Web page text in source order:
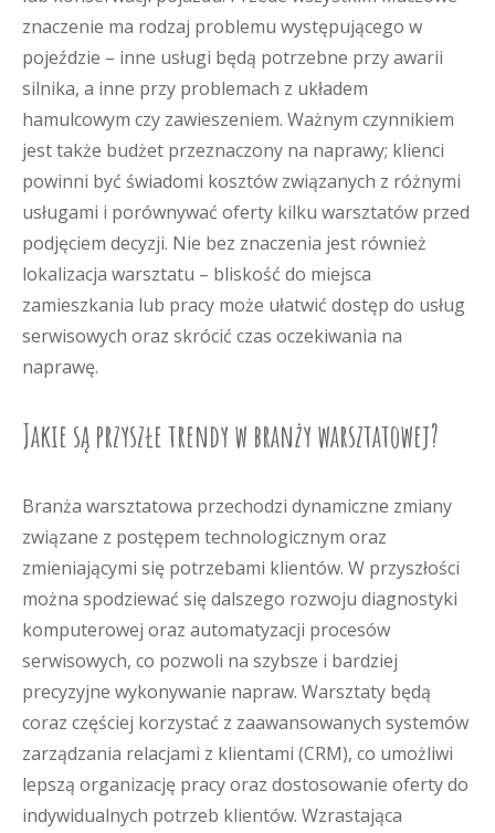
znaczenie ma rodzaj problemu występującego w
pojeździe – inne usługi będą potrzebne przy awarii
silnika, a inne przy problemach z układem
hamulcowym czy zawieszeniem. Ważnym czynnikiem
jest także budżet przeznaczony na naprawy; klienci
powinni być świadomi kosztów związanych z różnymi
usługami i porównywać oferty kilku warsztatów przed
podjęciem decyzji. Nie bez znaczenia jest również
lokalizacja warsztatu – bliskość do miejsca
zamieszkania lub pracy może ułatwić dostęp do usług
serwisowych oraz skrócić czas oczekiwania na
naprawę.
Jakie są przyszłe trendy w branży warsztatowej?
Branża warsztatowa przechodzi dynamiczne zmiany
związane z postępem technologicznym oraz
zmieniającymi się potrzebami klientów. W przyszłości
można spodziewać się dalszego rozwoju diagnostyki
komputerowej oraz automatyzacji procesów
serwisowych, co pozwoli na szybsze i bardziej
precyzyjne wykonywanie napraw. Warsztaty będą
coraz częściej korzystać z zaawansowanych systemów
zarządzania relacjami z klientami (CRM), co umożliwi
lepszą organizację pracy oraz dostosowanie oferty do
indywidualnych potrzeb klientów. Wzrastająca